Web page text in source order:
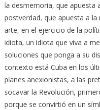
la desmemoria, que apuesta
postverdad, que apuesta a
arte, en el ejercicio de la
idiota, un idiota que viva a
soluciones que ponga a su
contexto está Cuba en los
planes anexionistas, a las
socavar la Revolución,
porque se convirtió en un